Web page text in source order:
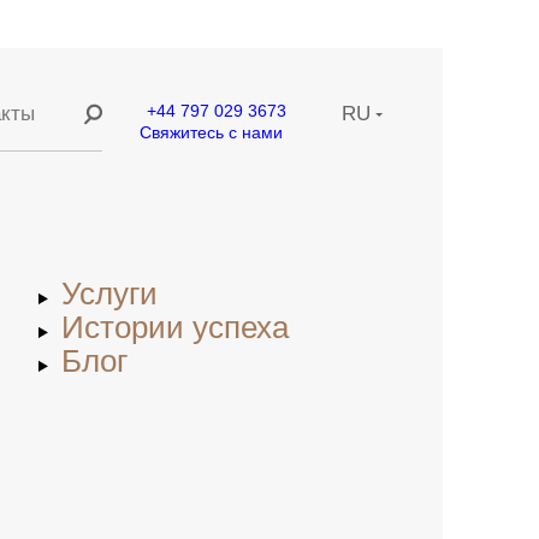
+44 797 029 3673
Свяжитесь с нами
RU
Услуги
Истории успеха
Блог